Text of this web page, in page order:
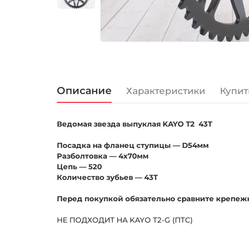
Описание Характеристики
Ведомая звезда выпуклая KAYO T2 43Т
Посадка на фланец ступицы — D54мм
Разболтовка — 4x70мм
Цепь — 520
Количество зубьев — 43T
Перед покупкой обязательно сравните
НЕ ПОДХОДИТ НА KAYO T2-G (ПТС)